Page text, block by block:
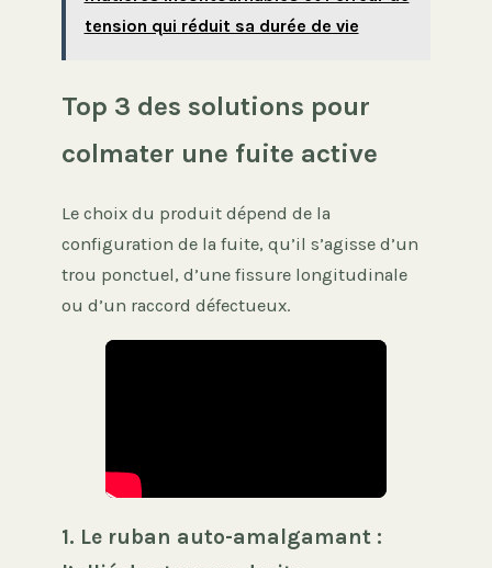
tension qui réduit sa durée de vie
Top 3 des solutions pour
colmater une fuite active
Le choix du produit dépend de la
configuration de la fuite, qu’il s’agisse d’un
trou ponctuel, d’une fissure longitudinale
ou d’un raccord défectueux.
1. Le ruban auto-amalgamant :